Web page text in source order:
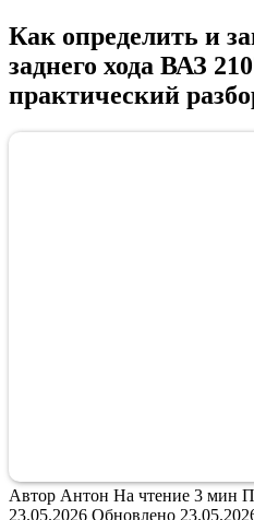
Как определить и
заднего хода ВАЗ
практический
Автор Антон На чтение 3 мин
23.05.2026 Обновлено